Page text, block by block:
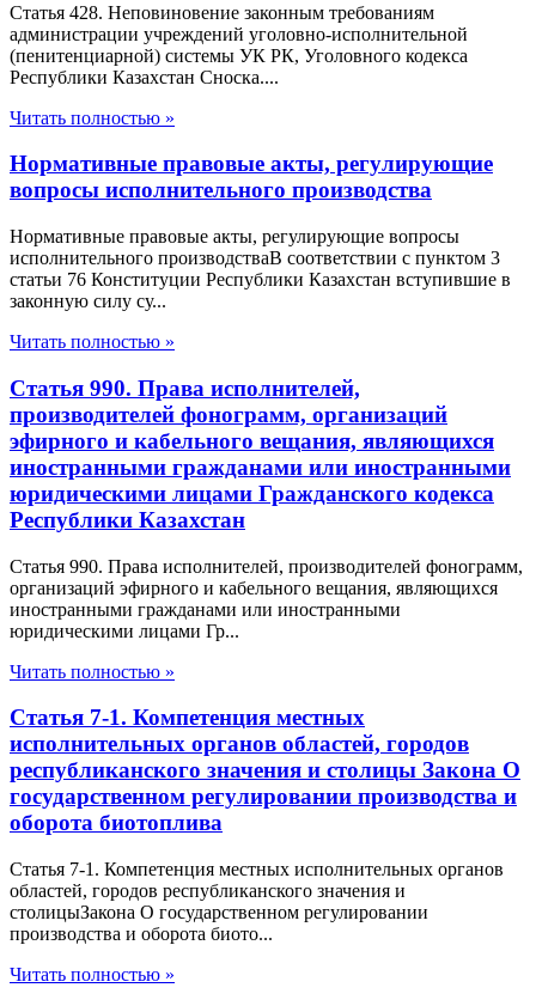
Статья 428. Неповиновение законным требованиям
администрации учреждений уголовно-исполнительной
(пенитенциарной) системы УК РК, Уголовного кодекса
Республики Казахстан Сноска....
Читать полностью »
Нормативные правовые акты, регулирующие
вопросы исполнительного производства
Нормативные правовые акты, регулирующие вопросы
исполнительного производстваВ соответствии с пунктом 3
статьи 76 Конституции Республики Казахстан вступившие в
законную силу су...
Читать полностью »
Статья 990. Права исполнителей,
производителей фонограмм, организаций
эфирного и кабельного вещания, являющихся
иностранными гражданами или иностранными
юридическими лицами Гражданского кодекса
Республики Казахстан
Статья 990. Права исполнителей, производителей фонограмм,
организаций эфирного и кабельного вещания, являющихся
иностранными гражданами или иностранными
юридическими лицами Гр...
Читать полностью »
Статья 7-1. Компетенция местных
исполнительных органов областей, городов
республиканского значения и столицы Закона О
государственном регулировании производства и
оборота биотоплива
Статья 7-1. Компетенция местных исполнительных органов
областей, городов республиканского значения и
столицыЗакона О государственном регулировании
производства и оборота биото...
Читать полностью »